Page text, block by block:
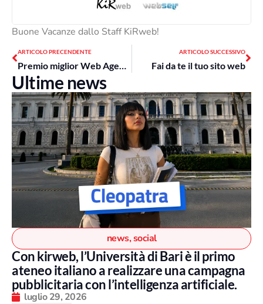
Buone Vacanze dallo Staff KiRweb!
Precedente
ARTICOLO PRECENDENTE
Premio miglior Web Agency Roma 2011
ARTICOLO SUCCESSIVO
Fai da te il tuo sito web
Ultime news
news,social
Con kirweb, l’Università di Bari è il primo
ateneo italiano a realizzare una campagna
pubblicitaria con l’intelligenza artificiale.
luglio 29, 2026